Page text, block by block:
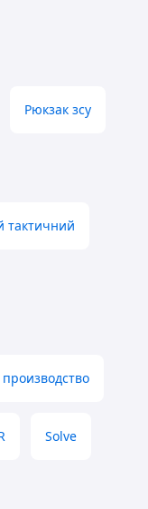
Рюкзак зсу
тактичний
Solve